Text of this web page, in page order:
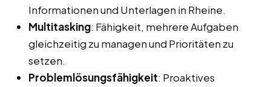
Informationen und Unterlagen in Rheine.
Multitasking: Fähigkeit, mehrere Aufgaben
gleichzeitig zu managen und Prioritäten zu
setzen.
Problemlösungsfähigkeit: Proaktives